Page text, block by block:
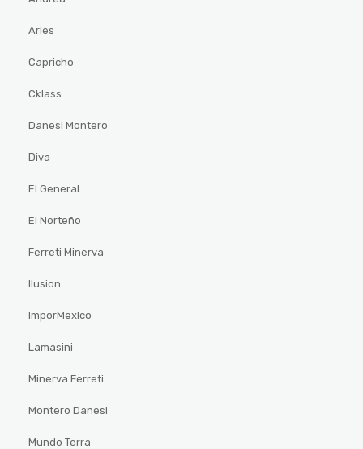
Arles
Capricho
Cklass
Danesi Montero
Diva
El General
El Norteño
Ferreti Minerva
Ilusion
ImporMexico
Lamasini
Minerva Ferreti
Montero Danesi
Mundo Terra